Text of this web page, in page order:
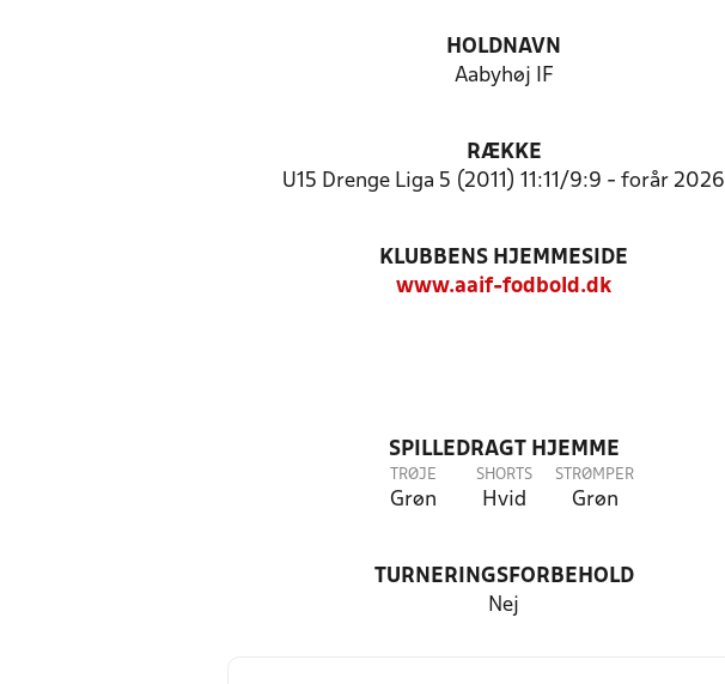
HOLDNAVN
Aabyhøj IF
RÆKKE
U15 Drenge Liga 5 (2011) 11:11/9:9 - forår 2026
KLUBBENS HJEMMESIDE
www.aaif-fodbold.dk
SPILLEDRAGT HJEMME
TRØJE
Grøn
SHORTS
Hvid
STRØMPER
Grøn
TURNERINGSFORBEHOLD
Nej